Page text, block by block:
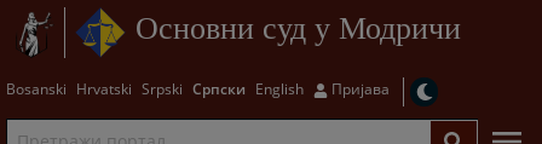
Основни суд у Модричи
Bosanski Hrvatski Srpski Српски English Пријава